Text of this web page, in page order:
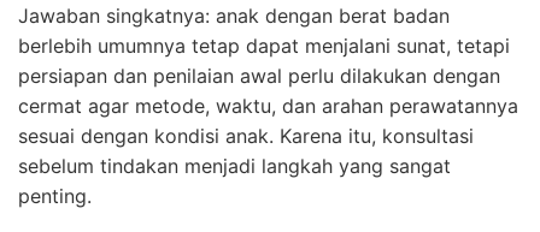
Jawaban singkatnya: anak dengan berat badan
berlebih umumnya tetap dapat menjalani sunat, tetapi
persiapan dan penilaian awal perlu dilakukan dengan
cermat agar metode, waktu, dan arahan perawatannya
sesuai dengan kondisi anak. Karena itu, konsultasi
sebelum tindakan menjadi langkah yang sangat
penting.